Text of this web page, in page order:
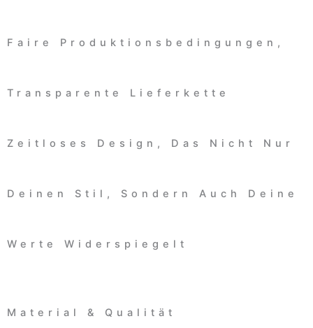
Faire Produktionsbedingungen,
Transparente Lieferkette
Zeitloses Design, Das Nicht Nur
Deinen Stil, Sondern Auch Deine
Werte Widerspiegelt
Material & Qualität